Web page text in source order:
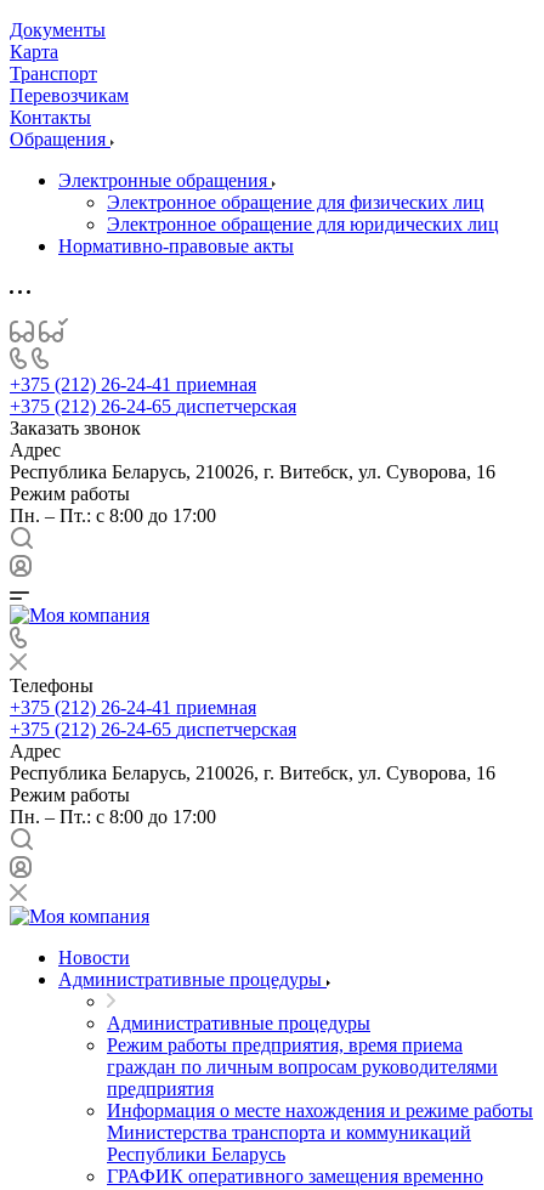
Документы
Карта
Транспорт
Перевозчикам
Контакты
Обращения
Электронные обращения
Электронное обращение для физических лиц
Электронное обращение для юридических лиц
Нормативно-правовые акты
+375 (212) 26-24-41 приемная
+375 (212) 26-24-65 диспетчерская
Заказать звонок
Адрес
Республика Беларусь, 210026, г. Витебск, ул. Суворова, 16
Режим работы
Пн. – Пт.: с 8:00 до 17:00
Телефоны
+375 (212) 26-24-41 приемная
+375 (212) 26-24-65 диспетчерская
Адрес
Республика Беларусь, 210026, г. Витебск, ул. Суворова, 16
Режим работы
Пн. – Пт.: с 8:00 до 17:00
Новости
Административные процедуры
Административные процедуры
Режим работы предприятия, время приема
граждан по личным вопросам руководителями
предприятия
Информация о месте нахождения и режиме работы
Министерства транспорта и коммуникаций
Республики Беларусь
ГРАФИК оперативного замещения временно